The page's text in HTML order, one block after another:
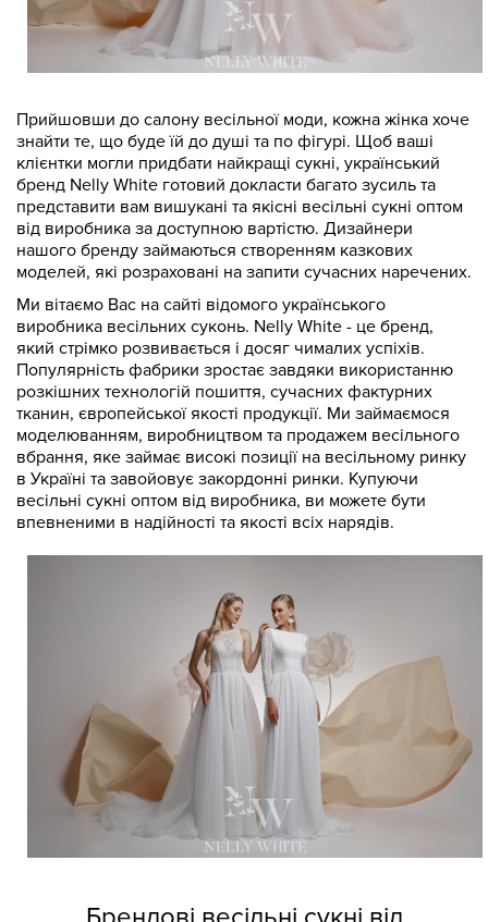
Прийшовши до салону весільної моди, кожна жінка хоче
знайти те, що буде їй до душі та по фігурі. Щоб ваші
клієнтки могли придбати найкращі сукні, український
бренд Nelly White готовий докласти багато зусиль та
представити вам вишукані та якісні весільні сукні оптом
від виробника за доступною вартістю. Дизайнери
нашого бренду займаються створенням казкових
моделей, які розраховані на запити сучасних наречених.
Ми вітаємо Вас на сайті відомого українського
виробника весільних суконь. Nelly White - це бренд,
який стрімко розвивається і досяг чималих успіхів.
Популярність фабрики зростає завдяки використанню
розкішних технологій пошиття, сучасних фактурних
тканин, європейської якості продукції. Ми займаємося
моделюванням, виробництвом та продажем весільного
вбрання, яке займає високі позиції на весільному ринку
в Україні та завойовує закордонні ринки. Купуючи
весільні сукні оптом від виробника, ви можете бути
впевненими в надійності та якості всіх нарядів.